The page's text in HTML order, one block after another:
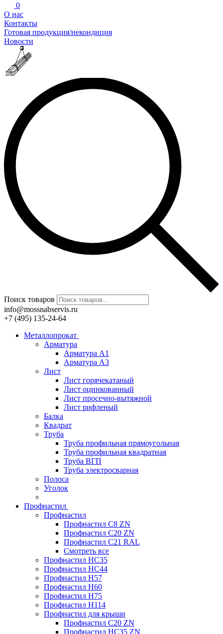
0
О нас
Контакты
Готовая продукция/некондиция
Новости
Поиск товаров
info@mossnabservis.ru
+7 (495) 135-24-64
Металлопрокат
Арматура
Арматура А1
Арматура А3
Лист
Лист горячекатаный
Лист оцинкованный
Лист просечно-вытяжной
Лист рифленый
Балка
Квадрат
Труба
Труба профильная прямоугольная
Труба профильная квадратная
Труба ВГП
Труба электросварная
Полоса
Уголок
Профнастил
Профнастил
Профнастил С8 ZN
Профнастил С20 ZN
Профнастил С21 RAL
Смотреть все
Профнастил HC35
Профнастил HC44
Профнастил H57
Профнастил H60
Профнастил H75
Профнастил H114
Профнастил для крыши
Профнастил С20 ZN
Профнастил НС35 ZN